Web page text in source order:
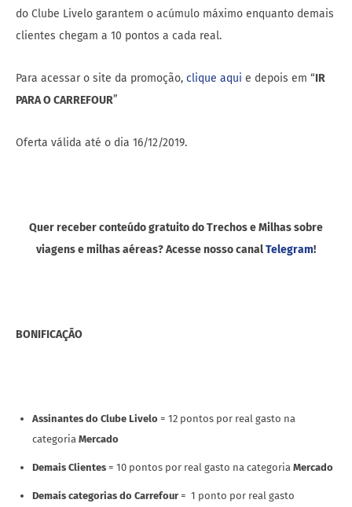
do Clube Livelo garantem o acúmulo máximo enquanto demais
clientes chegam a 10 pontos a cada real.
Para acessar o site da promoção, clique aqui e depois em “IR
PARA O CARREFOUR”
Oferta válida até o dia 16/12/2019.
Quer receber conteúdo gratuito do Trechos e Milhas sobre
viagens e milhas aéreas? Acesse nosso canalTelegram!
BONIFICAÇÃO
Assinantes do Clube Livelo = 12 pontos por real gasto na
categoria Mercado
Demais Clientes = 10 pontos por real gasto na categoria Mercado
Demais categorias do Carrefour = 1 ponto por real gasto